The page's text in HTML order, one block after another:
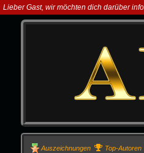
Lieber Gast, wir möchten dich darüber
Auszeichnungen Top-Autoren